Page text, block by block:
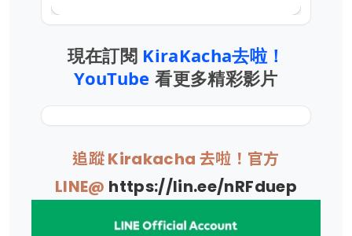
現在訂閱 KiraKacha去啦！
YouTube看更多精彩影片
追蹤 Kirakacha 去啦！官方
LINE@ https://lin.ee/nRFduep